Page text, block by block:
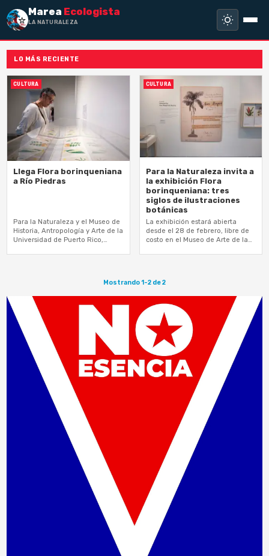
Marea Ecologista
LA NATURALEZA NO H
LO MÁS RECIENTE
CULTURA
Llega Flora borinqueniana
a Río Piedras
Para la Naturaleza y el Museo de
Historia, Antropología y Arte de la
Universidad de Puerto Rico,
CULTURA
Para la Naturaleza invita a
la exhibición Flora
borinqueniana: tres
siglos de ilustraciones
botánicas
La exhibición estará abierta
desde el 28 de febrero, libre de
costo en el Museo de Arte de la
Mostrando 1-2 de 2